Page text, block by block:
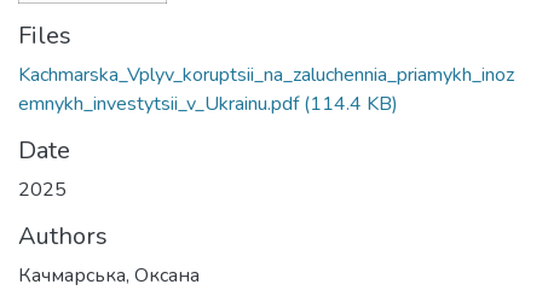
Files
Kachmarska_Vplyv_koruptsii_na_zaluchennia_priamykh_inoz
emnykh_investytsii_v_Ukrainu.pdf(114.4 KB)
Date
2025
Authors
Качмарська, Оксана